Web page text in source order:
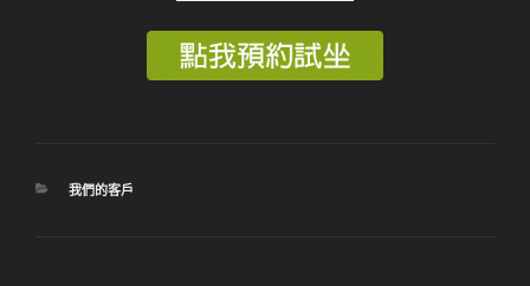
分
我們的客戶